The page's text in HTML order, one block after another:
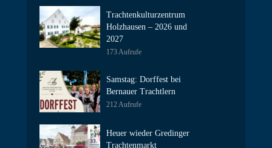
Trachtenkulturzentrum
Holzhausen – 2026 und
2027
173 Aufrufe
Samstag: Dorffest bei
Bernauer Trachtlern
212 Aufrufe
Heuer wieder Gredinger
Trachtenmarkt